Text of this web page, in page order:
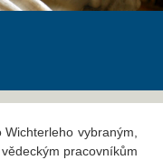
vybraným,
pracovníkům